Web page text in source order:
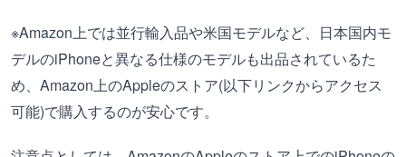
※Amazon上では並行輸入品や米国モデルなど、日本国内モ
デルのiPhoneと異なる仕様のモデルも出品されているた
め、Amazon上のAppleのストア(以下リンクからアクセス
可能)で購入するのが安心です。